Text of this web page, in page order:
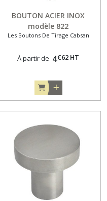
BOUTON ACIER INOX
modèle 822
Les Boutons De Tirage Cabsan
À partir de 4€62 HT